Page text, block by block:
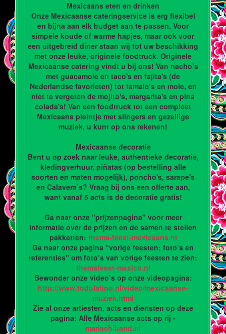
Mexicaans eten en drinken
Onze Mexicaanse cateringservice is erg flexibel
en bijna aan elk budget aan te passen. Voor
simpele koude of warme hapjes, maar ook voor
een uitgebreid diner staan wij tot uw beschikking
met onze leuke, originele foodtruck. Originele
Mexicaanse catering vindt u bij ons! Van nacho’s
met guacamole en taco's en fajita's (de
Nederlandse favorieten) tot tamale’s en mole, en
niet te vergeten de mojito's, margarita's en pina
colada's! Van een foodtruck tot een compleet
Mexicaans pleintje met slingers en gezellige
muziek, u kunt op ons rekenen!
Mexicaanse decoratie
Bent u op zoek naar leuke, authentieke decoratie,
kledingverhuur, piñatas (op bestelling alle
soorten en maten mogelijk), poncho's, sarape's
en Calavera’s? Vraag bij ons een offerte aan,
want vanaf 5 acts is de decoratie gratis!
Ga naar onze "prijzenpagina" voor meer
informatie over de prijzen en de samen te stellen
pakketten: thema-feest-mexicaans.nl
Ga naar onze pagina "vorige feesten; foto’s en
referenties" om foto’s van vorige feesten te zien:
themafeest-mexico.nl
Bewonder onze video’s op onze videopagina:
http://www.todolatino.nl/video/mexicaanse-
muziek.html
Zie al onze artiesten, acts en diensten op deze
pagina: Alle Mexicaanse acts op rij -
mariachiband.nl